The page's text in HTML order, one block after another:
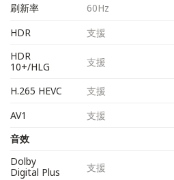
刷新率
60Hz
HDR
支援
HDR
10+/HLG
支援
H.265 HEVC
支援
AV1
支援
音效
Dolby
Digital Plus
支援